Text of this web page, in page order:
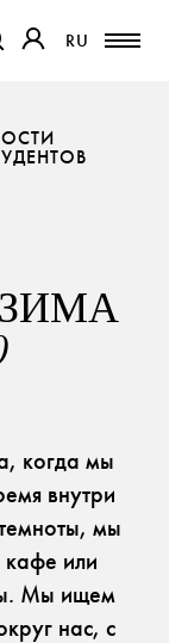
RU
когда мы
внутри
мы
или
Мы ищем
нас, с